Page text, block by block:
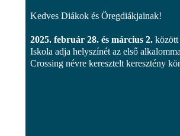
Kedves Diákok és Öregdiákjainak!
2025. február 28. és március 2. között
Iskola adja helyszínét az első
Crossing névre keresztelt keresztény